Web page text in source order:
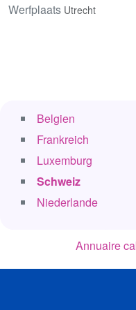
Belgien
Frankreich
Luxemburg
Schweiz
Niederlande
Annuaire
Werfplaats Utrecht